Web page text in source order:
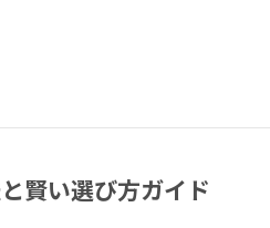
賢い選び方ガイド